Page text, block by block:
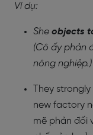
Ví dụ:
She objects
(Cô ấy phản
nông nghiệp.)
They strongly
new factory
mẽ phản đối